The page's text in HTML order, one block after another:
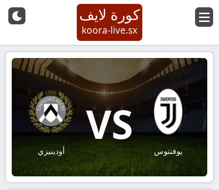
كورة لايف
koora-live.sx
يوفنتوس
VS
أودينيزي